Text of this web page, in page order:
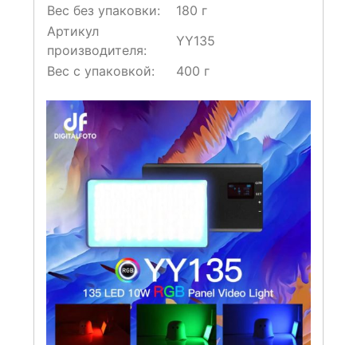
Вес без упаковки:
180 г
Артикул
производителя:
YY135
Вес с упаковкой:
400 г